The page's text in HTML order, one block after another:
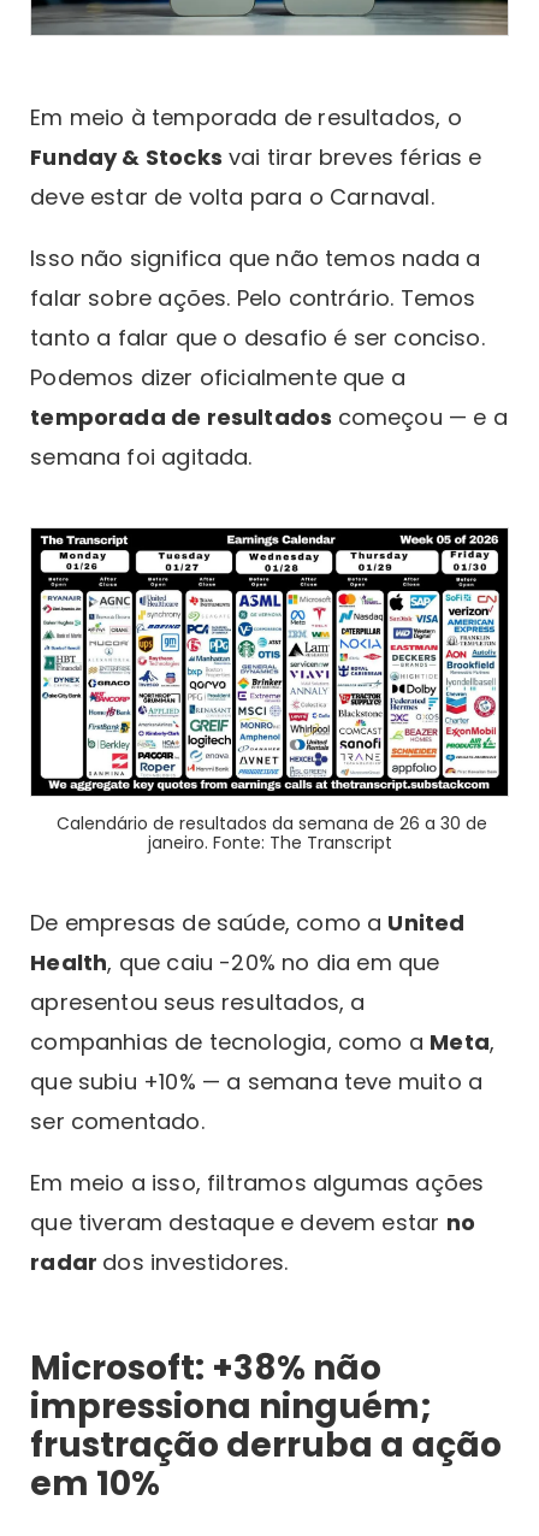
Em meio à temporada de resultados, o
Funday & Stocks vai tirar breves férias e
deve estar de volta para o Carnaval.
Isso não significa que não temos nada a
falar sobre ações. Pelo contrário. Temos
tanto a falar que o desafio é ser conciso.
Podemos dizer oficialmente que a
temporada de resultados começou — e a
semana foi agitada.
Calendário de resultados da semana de 26 a 30 de
janeiro. Fonte: The Transcript
De empresas de saúde, como a United
Health, que caiu -20% no dia em que
apresentou seus resultados, a
companhias de tecnologia, como a Meta,
que subiu +10% — a semana teve muito a
ser comentado.
Em meio a isso, filtramos algumas ações
que tiveram destaque e devem estar no
radar dos investidores.
Microsoft: +38% não
impressiona ninguém;
frustração derruba a ação
em 10%